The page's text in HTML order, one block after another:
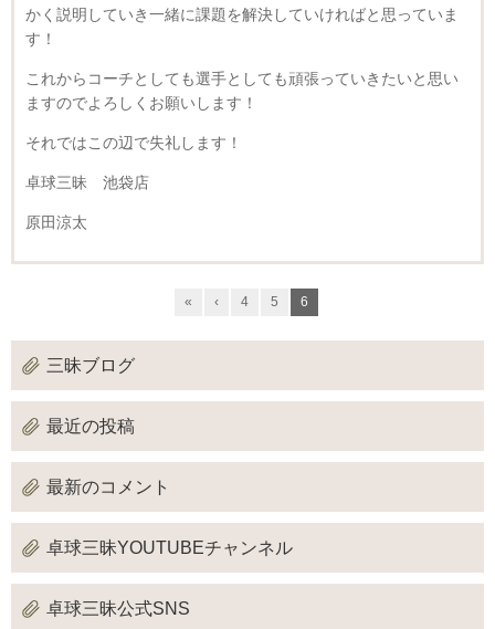
かく説明していき一緒に課題を解決していければと思っていま
す！
これからコーチとしても選手としても頑張っていきたいと思い
ますのでよろしくお願いします！
それではこの辺で失礼します！
卓球三昧 池袋店
原田涼太
« ‹ 4 5 6
三昧ブログ
最近の投稿
最新のコメント
卓球三昧YOUTUBEチャンネル
卓球三昧公式SNS